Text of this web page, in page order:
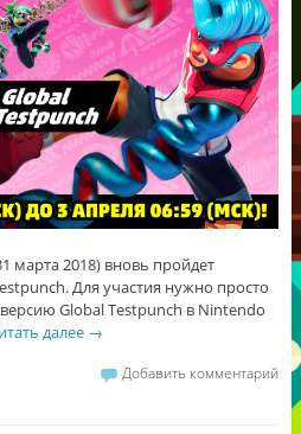
марта 2018) вновь пройдет
Для участия нужно просто
Global Testpunch в Nintendo
далее →
Добавить комментарий